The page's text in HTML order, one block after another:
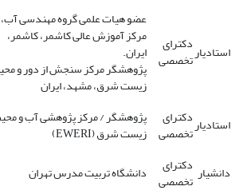
استادیاردکترای
تخصصی
عضو هیات علمی گروه مهندسی آب،
مرکز آموزش عالی کاشمر، کاشمر،
ایران.
پژوهشگر مرکز سنجش از دور و
زیست شرق، مشهد، ایران
استادیاردکترای
تخصصی
پژوهشگر / مرکز پژوهشی آب و
زیست شرق (EWERI)
دانشیار دکترای
تخصصی دانشگاه تربیت مدرس تهران